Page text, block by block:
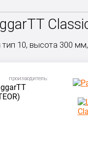
10, высота 300